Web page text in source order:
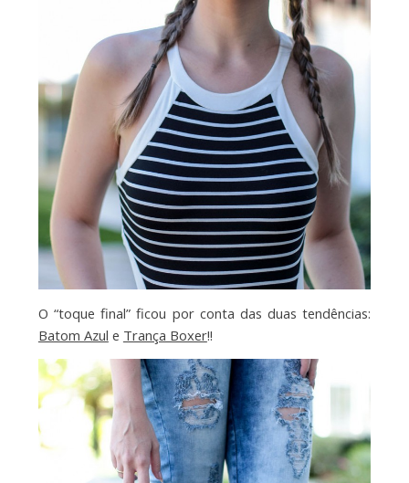
O “toque final” ficou por conta das duas tendências:
Batom Azul e Trança Boxer!!